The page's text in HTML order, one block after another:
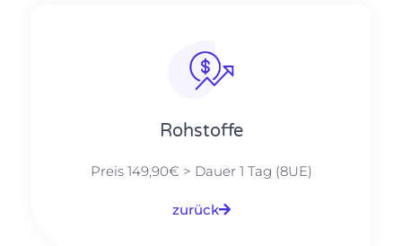
Rohstoffe
Preis 149,90€ > Dauer 1 Tag (8UE)
zurück